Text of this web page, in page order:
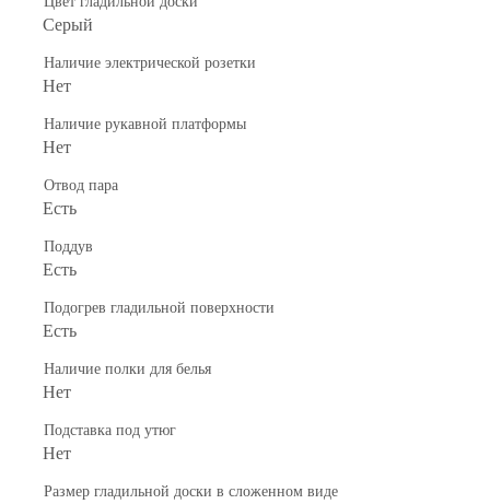
Серый
Наличие электрической розетки
Нет
Наличие рукавной платформы
Нет
Отвод пара
Есть
Поддув
Есть
Подогрев гладильной поверхности
Есть
Наличие полки для белья
Нет
Подставка под утюг
Heт
Размер гладильной доски в сложенном виде